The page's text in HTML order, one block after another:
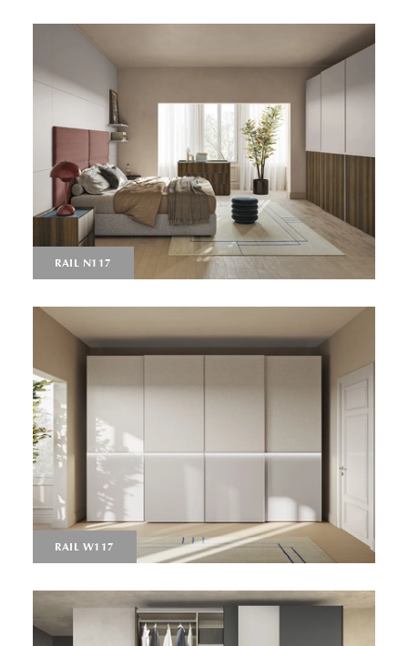
RAIL N117
RAIL W117